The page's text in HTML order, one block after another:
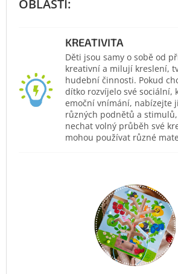
KREATIVITA
Děti jsou samy o sobě od
kreativní a milují kreslení,
hudební činnosti. Pokud
dítko rozvíjelo své sociální,
emoční vnímání, nabízejte
různých podnětů a
nechat volný průběh své
mohou používat různé